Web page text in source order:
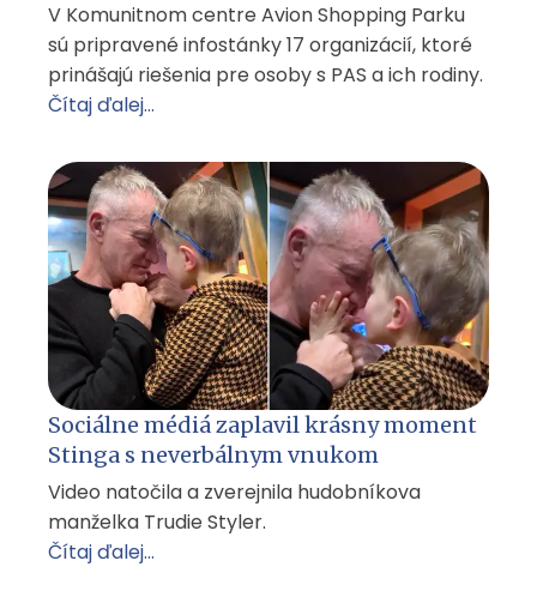
V Komunitnom centre Avion Shopping Parku
sú pripravené infostánky 17 organizácií, ktoré
prinášajú riešenia pre osoby s PAS a ich rodiny.
Čítaj ďalej...
Sociálne médiá zaplavil krásny moment
Stinga s neverbálnym vnukom
Video natočila a zverejnila hudobníkova
manželka Trudie Styler.
Čítaj ďalej...